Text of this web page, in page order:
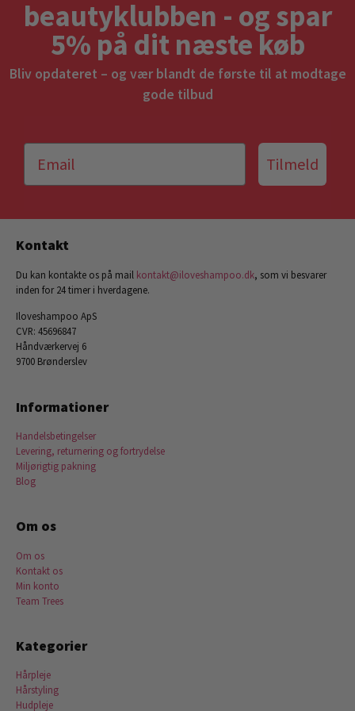
beautyklubben - og spar
5% på dit næste køb
Bliv opdateret – og vær blandt de første til at modtage
gode tilbud
Tilmeld
Kontakt
Du kan kontakte os på mail kontakt@iloveshampoo.dk, som vi besvarer
inden for 24 timer i hverdagene.
Iloveshampoo ApS
CVR: 45696847
Håndværkervej 6
9700 Brønderslev
Informationer
Handelsbetingelser
Levering, returnering og fortrydelse
Miljørigtig pakning
Blog
Om os
Om os
Kontakt os
Min konto
Team Trees
Kategorier
Hårpleje
Hårstyling
Hudpleje